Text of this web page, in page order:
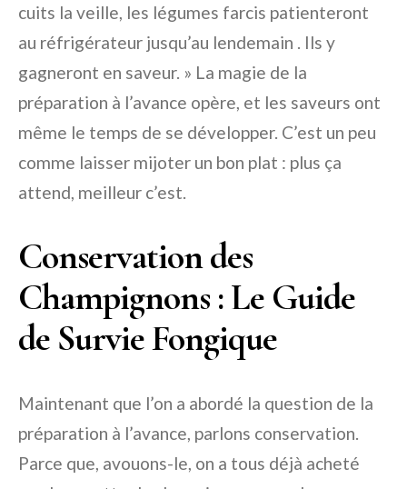
cuits la veille, les légumes farcis patienteront
au réfrigérateur jusqu’au lendemain . Ils y
gagneront en saveur. » La magie de la
préparation à l’avance opère, et les saveurs ont
même le temps de se développer. C’est un peu
comme laisser mijoter un bon plat : plus ça
attend, meilleur c’est.
Conservation des
Champignons : Le Guide
de Survie Fongique
Maintenant que l’on a abordé la question de la
préparation à l’avance, parlons conservation.
Parce que, avouons-le, on a tous déjà acheté